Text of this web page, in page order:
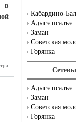
Кабардино-
Адыгэ псалъэ
Заман
Советская
Горянка
Адыгэ псалъэ
Заман
Советская
Горянка
в